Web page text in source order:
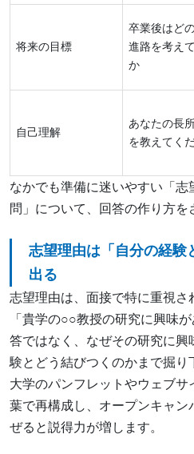
将来の目標
卒業後はど
進路を考え
か
自己理解
あなたの長
を教えてく
なかでも準備に迷いやすい「
問」について、回答の作り方を
志望理由は「自分の経験
出る
志望理由は、面接で特に重視さ
「貴学の○○教授の研究に興味
答ではなく、なぜその研究に興
験とどう結びつくのかまで掘り
大学のパンフレットやウェブ
葉で再構成し、オープンキャン
ぜると説得力が増します。